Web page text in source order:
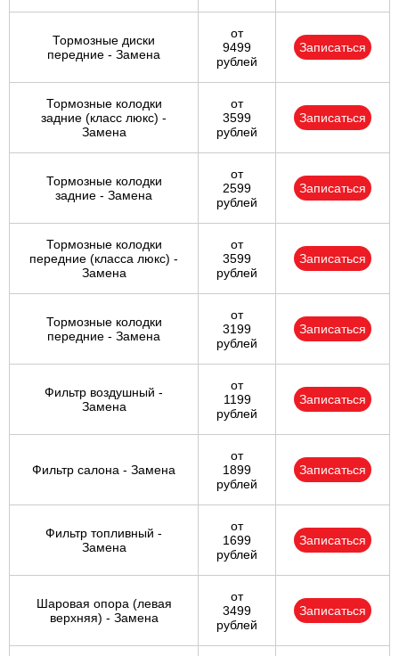
Тормозные диски
передние - Замена
от
9499
рублей
Записаться
Тормозные колодки
задние (класс люкс) -
Замена
от
3599
рублей
Записаться
Тормозные колодки
задние - Замена
от
2599
рублей
Записаться
Тормозные колодки
передние (класса люкс) -
Замена
от
3599
рублей
Записаться
Тормозные колодки
передние - Замена
от
3199
рублей
Записаться
Фильтр воздушный -
Замена
от
1199
рублей
Записаться
Фильтр салона - Замена
от
1899
рублей
Записаться
Фильтр топливный -
Замена
от
1699
рублей
Записаться
Шаровая опора (левая
верхняя) - Замена
от
3499
рублей
Записаться